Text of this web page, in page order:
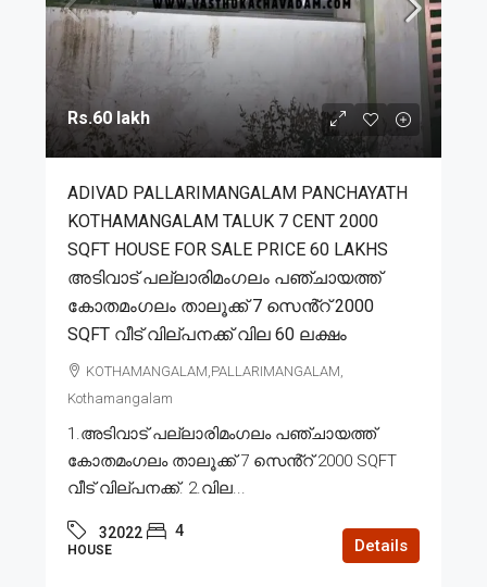
Rs.60 lakh
ADIVAD PALLARIMANGALAM PANCHAYATH
KOTHAMANGALAM TALUK 7 CENT 2000
SQFT HOUSE FOR SALE PRICE 60 LAKHS
അടിവാട് പല്ലാരിമംഗലം പഞ്ചായത്ത്
കോതമംഗലം താലൂക്ക് 7 സെൻ്റ് 2000
SQFT വീട് വില്പനക്ക് വില 60 ലക്ഷം
KOTHAMANGALAM,PALLARIMANGALAM,
Kothamangalam
1.അടിവാട് പല്ലാരിമംഗലം പഞ്ചായത്ത്
കോതമംഗലം താലൂക്ക് 7 സെൻ്റ് 2000 SQFT
വീട് വില്പനക്ക്. 2.വില...
32022 4
HOUSE Details